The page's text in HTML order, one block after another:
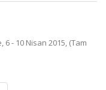
- 10 Nisan 2015, (Tam